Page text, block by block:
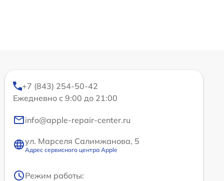
+7 (843) 254-50-42
Ежедневно с 9:00 до 21:00
info@apple-repair-center.ru
ул. Марселя Салимжанова, 5
Адрес сервисного центра Apple
Режим работы: